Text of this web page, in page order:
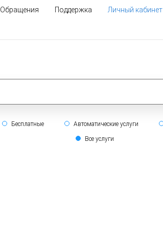
Обращения Поддержка Личный кабинет
Бесплатные Автоматические услуги
Все услуги